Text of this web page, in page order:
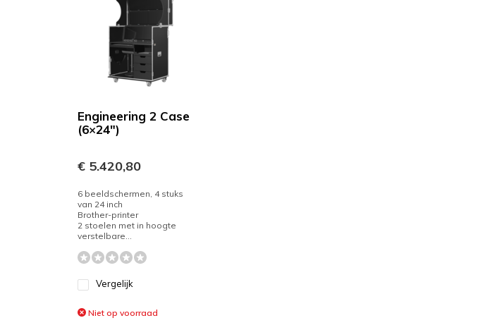
Engineering 2 Case
(6×24″)
€ 5.420,80
6 beeldschermen, 4 stuks
van 24 inch
Brother-printer
2 stoelen met in hoogte
verstelbare...
Vergelijk
Niet op voorraad